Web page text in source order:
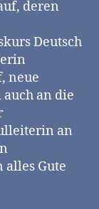
deren
Deutsch
neue
an die
an
Gute